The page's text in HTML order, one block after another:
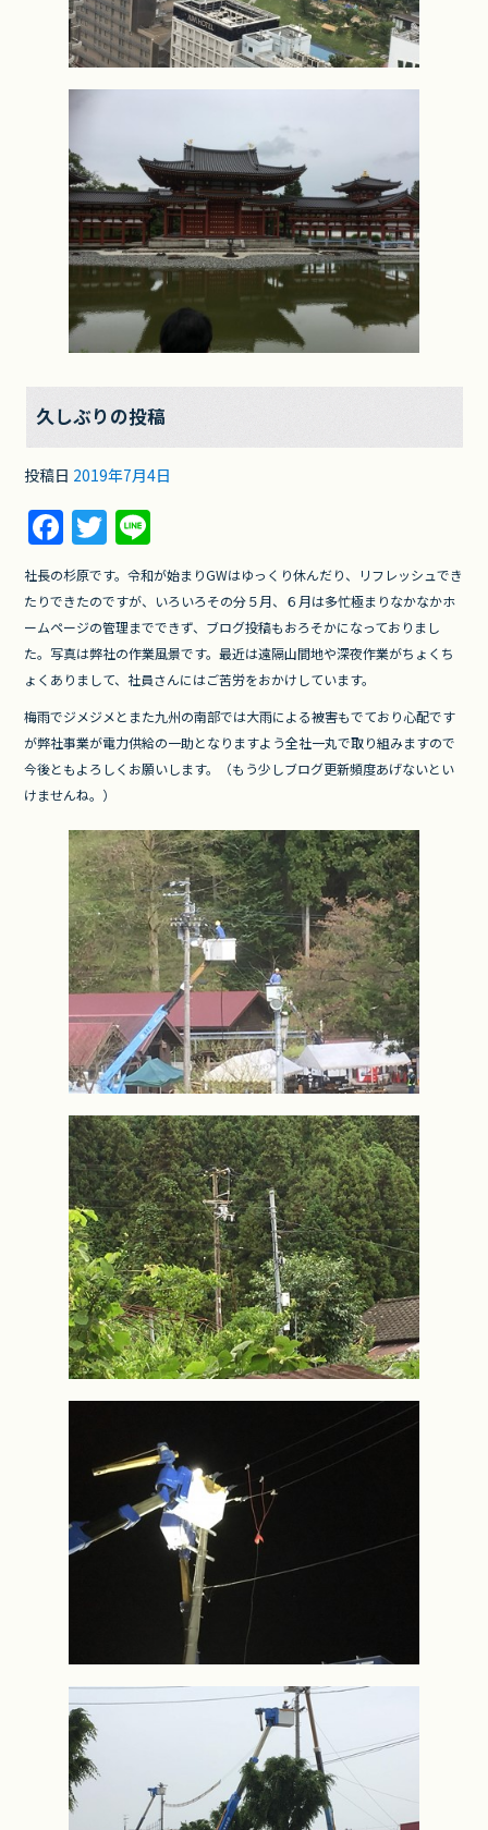
久しぶりの投稿
投稿日 2019年7月4日
F
a
c
e
b
o
o
k
T
w
itt
er
n
e
社長の杉原です。令和が始まりGWはゆっくり休んだり、リフレッシュでき
たりできたのですが、いろいろその分５月、６月は多忙極まりなかなかホ
ームページの管理までできず、ブログ投稿もおろそかになっておりまし
た。写真は弊社の作業風景です。最近は遠隔山間地や深夜作業がちょくち
ょくありまして、社員さんにはご苦労をおかけしています。
梅雨でジメジメとまた九州の南部では大雨による被害もでており心配です
が弊社事業が電力供給の一助となりますよう全社一丸で取り組みますので
今後ともよろしくお願いします。（もう少しブログ更新頻度あげないとい
けませんね。）